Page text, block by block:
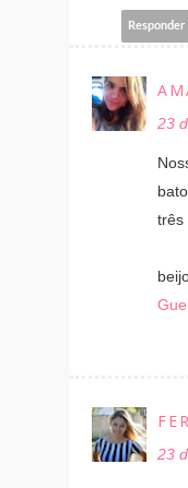
Responder
23
três
23